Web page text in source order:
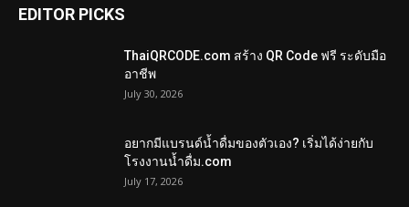
EDITOR PICKS
ThaiQRCODE.com สร้าง QR Code ฟรี ระดับมือ
อาชีพ
July 30, 2026
อยากมีแบรนด์น้ำดื่มของตัวเอง? เริ่มได้ง่ายกับ
โรงงานน้ำดื่ม.com
July 17, 2026